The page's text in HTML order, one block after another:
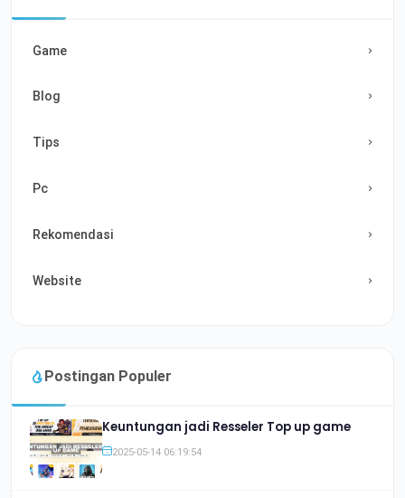
Game
Blog
Tips
Pc
Rekomendasi
Website
Postingan Populer
Keuntungan jadi Resseler Top up game
2025-05-14 06:19:54